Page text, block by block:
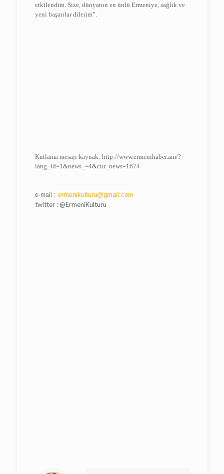
etkilendim. Size, dünyanın en ünlü Ermeniye, sağlık ve
yeni başarılar dilerim”.
Kutlama mesajı kaynak: http://www.ermenihaber.am/?
lang_id=1&news_=4&cur_news=1674
e-mail : ermenikulturu@gmail.com
twitter : @ErmeniKulturu